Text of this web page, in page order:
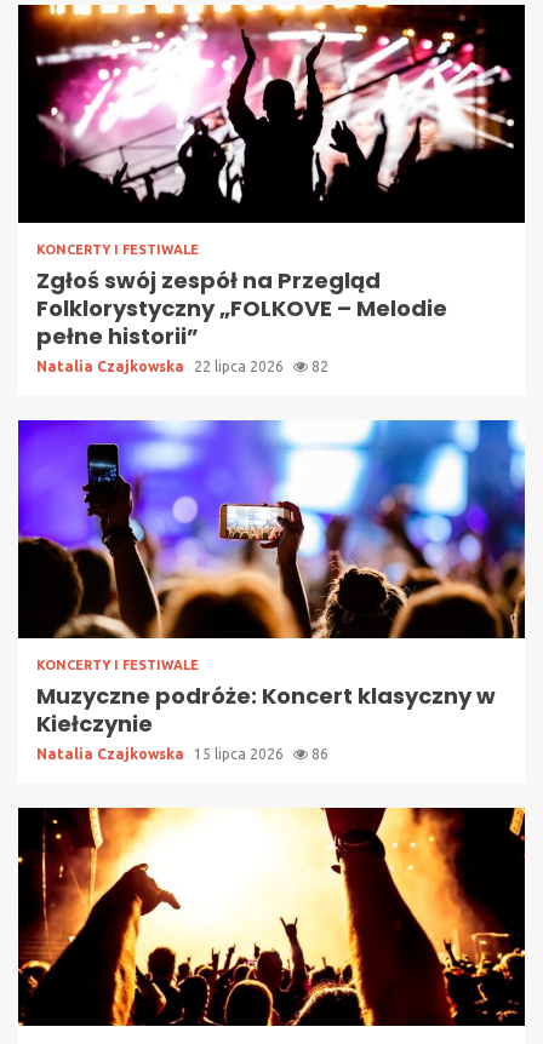
KONCERTY I FESTIWALE
Zgłoś swój zespół na Przegląd
Folklorystyczny „FOLKOVE – Melodie
pełne historii”
Natalia Czajkowska 22 lipca 2026 82
KONCERTY I FESTIWALE
Muzyczne podróże: Koncert klasyczny w
Kiełczynie
Natalia Czajkowska 15 lipca 2026 86